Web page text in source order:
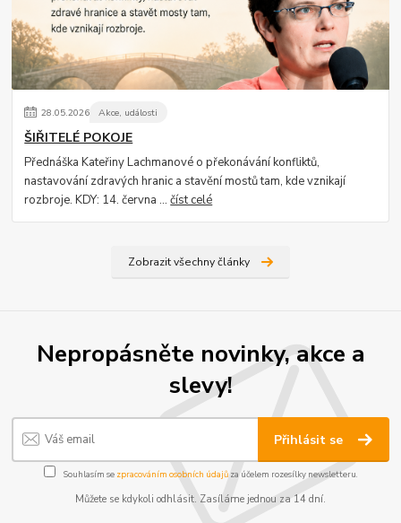
28.05.2026 Akce, události
ŠIŘITELÉ POKOJE
Přednáška Kateřiny Lachmanové o překonávání konfliktů,
nastavování zdravých hranic a stavění mostů tam, kde vznikají
rozbroje. KDY: 14. června ...číst celé
Zobrazit všechny články
Nepropásněte novinky, akce a
slevy!
Přihlásit se
Souhlasím se zpracováním osobních údajůza účelem rozesílky newsletteru.
Můžete se kdykoli odhlásit. Zasíláme jednou za 14 dní.